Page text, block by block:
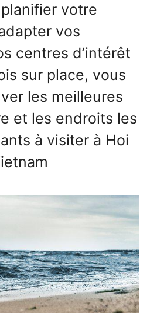
votre
vos
centres d’intérêt
sur place, vous
les meilleures
et les endroits les
à visiter à Hoi